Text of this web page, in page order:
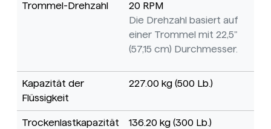
Trommel-Drehzahl
20 RPM
Die Drehzahl basiert auf
einer Trommel mit 22,5"
(57,15 cm) Durchmesser.
Kapazität der
Flüssigkeit
227.00 kg (500 Lb.)
Trockenlastkapazität
136.20 kg (300 Lb.)